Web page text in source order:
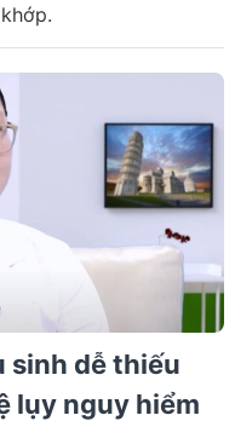
sinh dễ thiếu
lụy nguy hiểm